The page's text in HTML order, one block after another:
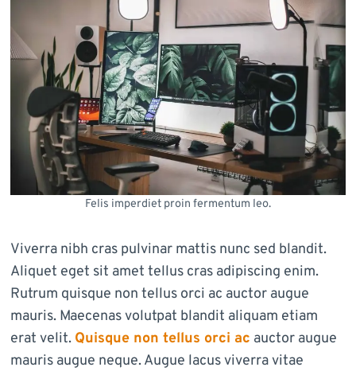
Felis imperdiet proin fermentum leo.
Viverra nibh cras pulvinar mattis nunc sed blandit.
Aliquet eget sit amet tellus cras adipiscing enim.
Rutrum quisque non tellus orci ac auctor augue
mauris. Maecenas volutpat blandit aliquam etiam
erat velit. Quisque non tellus orci ac auctor augue
mauris augue neque. Augue lacus viverra vitae